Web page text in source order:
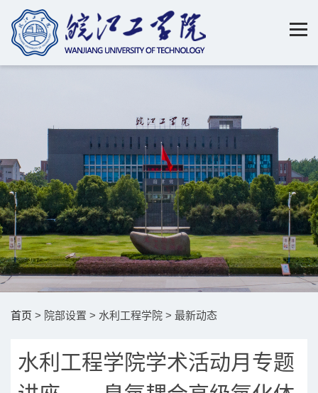
首页 > 院部设置 > 水利工程学院 > 最新动态
水利工程学院学术活动月专题